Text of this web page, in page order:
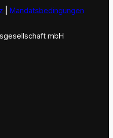
Mandatsbedingungen
mbH